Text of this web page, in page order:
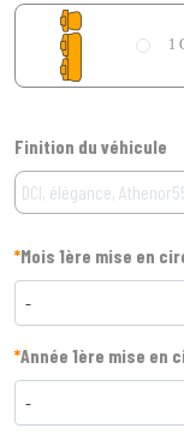
1
Finition du véhicule
*Mois 1ère mise en
-
*Année 1ère mise en
-